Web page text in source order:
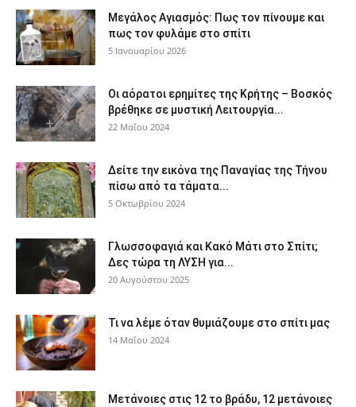
Μεγάλος Αγιασμός: Πως τον πίνουμε και
πως τον φυλάμε στο σπίτι
5 Ιανουαρίου 2026
Οι αόρατοι ερημίτες της Κρήτης – Βοσκός
βρέθηκε σε μυστική Λειτουργία...
22 Μαΐου 2024
Δείτε την εικόνα της Παναγίας της Τήνου
πίσω από τα τάματα...
5 Οκτωβρίου 2024
Γλωσσοφαγιά και Κακό Μάτι στο Σπίτι;
Δες τώρα τη ΛΥΣΗ για...
20 Αυγούστου 2025
Τι να λέμε όταν θυμιάζουμε στο σπίτι μας
14 Μαΐου 2024
Μετάνοιες στις 12 το βράδυ, 12 μετάνοιες